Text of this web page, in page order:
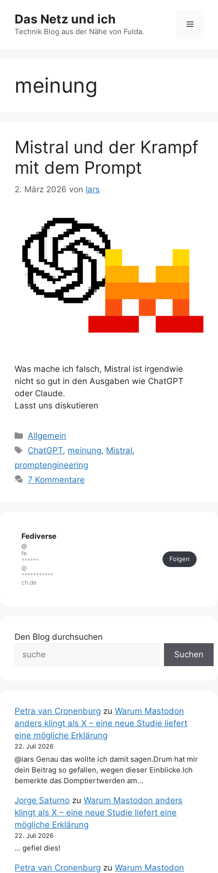
Inhalt
springen
Das Netz und ich
Technik Blog aus der Nähe von Fulda.
Menü
meinung
Mistral und der Krampf
mit dem Prompt
2. März 2026 von lars
Was mache ich falsch, Mistral ist irgendwie
nicht so gut in den Ausgaben wie ChatGPT
oder Claude.
Lasst uns diskutieren
Kategorien
Allgemein
Schlagwörter
ChatGPT, meinung, Mistral,
promptengineering
7 Kommentare
Fediverse
@
fe
******
@
***********
ch.de
Folgen
Den Blog durchsuchen
Suchen
Petra van Cronenburg zu Warum Mastodon
anders klingt als X – eine neue Studie liefert
eine mögliche Erklärung
22. Juli 2026
@lars Genau das wollte ich damit sagen.Drum hat mir
dein Beitrag so gefallen, wegen dieser Einblicke.Ich
bemerkte das Domptiertwerden am…
Jorge Saturno zu Warum Mastodon anders
klingt als X – eine neue Studie liefert eine
mögliche Erklärung
22. Juli 2026
… gefiel dies!
Petra van Cronenburg zu Warum Mastodon